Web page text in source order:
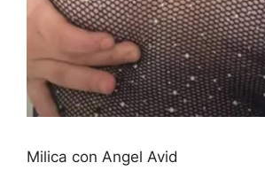
Milica con Angel Avid